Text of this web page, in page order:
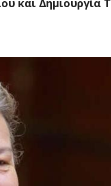
και Δημιουργία